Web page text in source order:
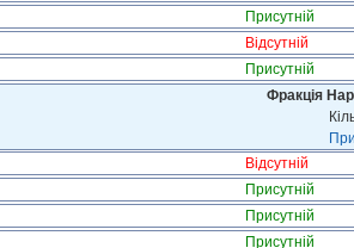
Присутній
Відсутній
Присутній
Фракція
Відсутній
Присутній
Присутній
Присутній